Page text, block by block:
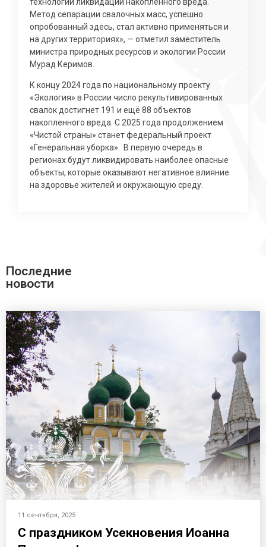
Метод сепарации свалочных масс, успешно
опробованный здесь, стал активно применяться и
на других территориях», — отметил заместитель
министра природных ресурсов и экологии России
Мурад Керимов.
К концу 2024 года по национальному проекту
«Экология» в России число рекультивированных
свалок достигнет 191 и ещё 88 объектов
накопленного вреда. С 2025 года продолжением
«Чистой страны» станет федеральный проект
«Генеральная уборка». В первую очередь в
регионах будут ликвидировать наиболее опасные
объекты, которые оказывают негативное влияние
на здоровье жителей и окружающую среду.
Последние
новости
11 сентября, 2025
С праздником Усекновения Иоанна